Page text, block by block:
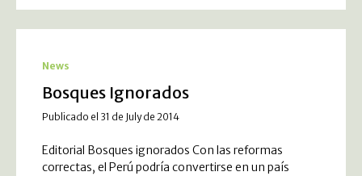
News
Bosques Ignorados
Publicado el 31 de July de 2014
Editorial Bosques ignorados Con las reformas
correctas, el Perú podría convertirse en un país